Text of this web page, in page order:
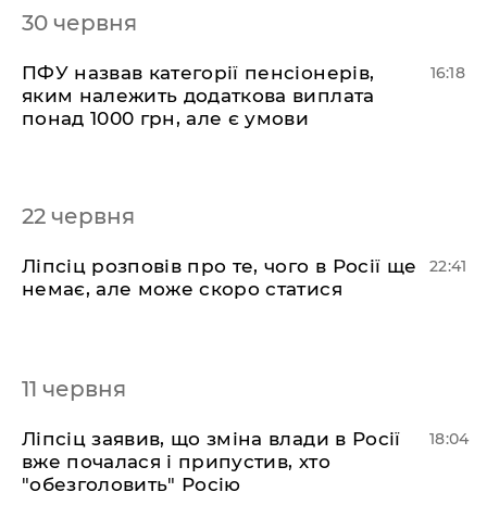
30 червня
​ПФУ назвав категорії пенсіонерів,
яким належить додаткова виплата
понад 1000 грн, але є умови
16:18
22 червня
​Ліпсіц розповів про те, чого в Росії ще
немає, але може скоро статися
22:41
11 червня
​Ліпсіц заявив, що зміна влади в Росії
вже почалася і припустив, хто
"обезголовить" Росію
18:04